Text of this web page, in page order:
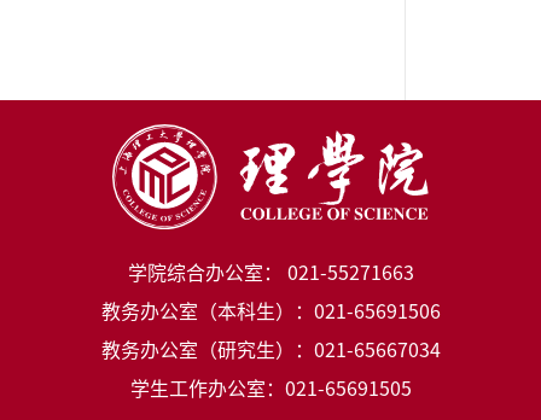
学院综合办公室： 021-55271663
教务办公室（本科生）：021-65691506
教务办公室（研究生）：021-65667034
学生工作办公室：021-65691505